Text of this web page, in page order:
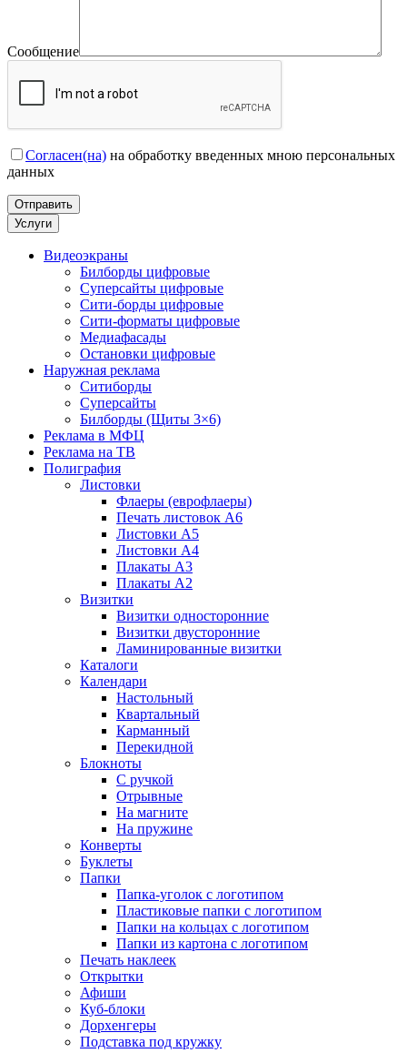
Сообщение
Согласен(на) на обработку введенных мною персональных
данных
Услуги
Видеоэкраны
Билборды цифровые
Суперсайты цифровые
Сити-борды цифровые
Сити-форматы цифровые
Медиафасады
Остановки цифровые
Наружная реклама
Ситиборды
Суперсайты
Билборды (Щиты 3×6)
Реклама в МФЦ
Реклама на ТВ
Полиграфия
Листовки
Флаеры (еврофлаеры)
Печать листовок А6
Листовки А5
Листовки А4
Плакаты А3
Плакаты А2
Визитки
Визитки односторонние
Визитки двусторонние
Ламинированные визитки
Каталоги
Календари
Настольный
Квартальный
Карманный
Перекидной
Блокноты
С ручкой
Отрывные
На магните
На пружине
Конверты
Буклеты
Папки
Папка-уголок с логотипом
Пластиковые папки с логотипом
Папки на кольцах с логотипом
Папки из картона с логотипом
Печать наклеек
Открытки
Афиши
Куб-блоки
Дорхенгеры
Подставка под кружку